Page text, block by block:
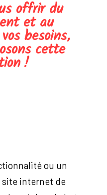
offrir du
et au
besoins,
cette
!
ou un
internet de